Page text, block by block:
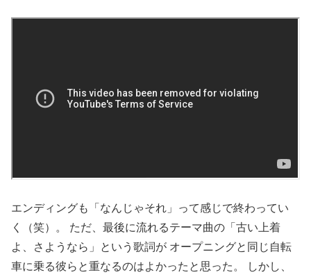
エンディングも「なんじゃそれ」って感じで終わってい
く（笑）。 ただ、最後に流れるテーマ曲の「古い上着
よ、さようなら」という歌詞が オープニングと同じ自転
車に乗る彼らと重なるのはよかったと思った。 しかし、